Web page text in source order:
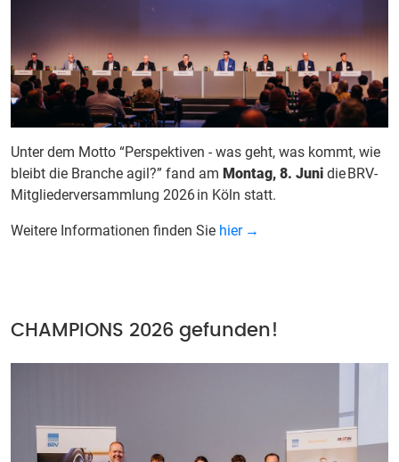
Unter dem Motto “Perspektiven - was geht, was kommt, wie
bleibt die Branche agil?” fand am Montag, 8. Juni die BRV-
Mitgliederversammlung 2026in Kö ln statt.
Weitere Informationen finden Sie hier
CHAMPIONS 2026 gefunden!